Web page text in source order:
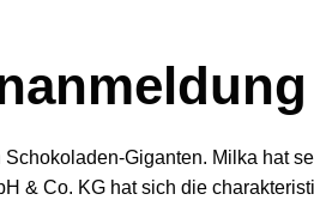
Giganten. Milka hat
& Co. KG hat sich die